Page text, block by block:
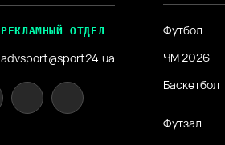
РЕКЛАМНЫЙ ОТДЕЛ
advsport@sport24.ua
Футбол
ЧМ 2026
Баскетбол
Футзал